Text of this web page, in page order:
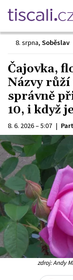
8. srpna, Soběslav
Čajovka,
Názvy růží
správně
10, i když
8. 6. 2026 – 5:07 |
zdroj: Andy